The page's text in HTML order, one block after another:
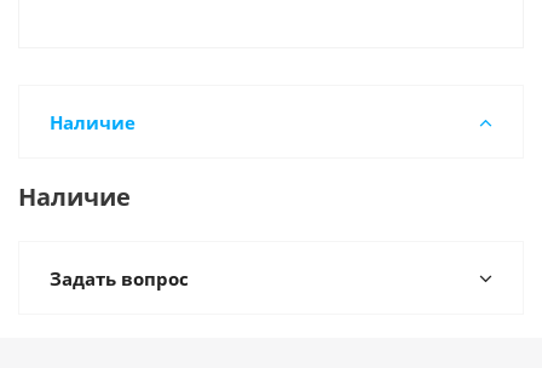
Наличие
Наличие
Задать вопрос